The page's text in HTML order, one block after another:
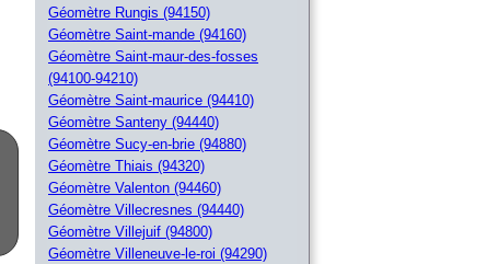
Géomètre Rungis (94150)
Géomètre Saint-mande (94160)
Géomètre Saint-maur-des-fosses
(94100-94210)
Géomètre Saint-maurice (94410)
Géomètre Santeny (94440)
Géomètre Sucy-en-brie (94880)
Géomètre Thiais (94320)
Géomètre Valenton (94460)
Géomètre Villecresnes (94440)
Géomètre Villejuif (94800)
Géomètre Villeneuve-le-roi (94290)